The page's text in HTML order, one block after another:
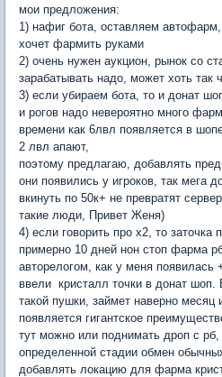
мои предложения:
1) нафиг бота, оставляем
хочет фармить руками
2) очень нужен аукцион, рынок со
зарабатывать надо, может хоть так
3) если убираем бота, то и донат
и рогов надо невероятно много
времени как 6лвл появляется в
2 лвл апают,
поэтому предлагаю, добавлять
они появились у игроков, так мега
вкинуть по 50к+ не превратят
такие люди, Привет Женя)
4) если говорить про х2, то заточка
примерно 10 дней нон стоп фарма
авторелогом, как у меня появилась
ввели кристалл точки в донат
такой пушки, займет наверно месяц
появляется гигантское
тут можно или поднимать дроп с
определенной стадии обмен
добавлять локацию для фарма